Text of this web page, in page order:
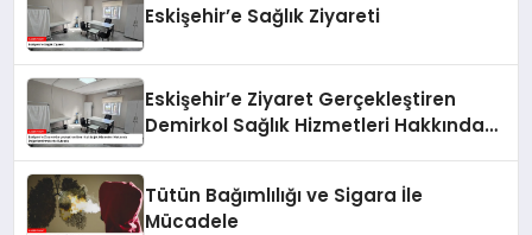
Eskişehir’e Sağlık Ziyareti
Eskişehir’e Ziyaret Gerçekleştiren
Demirkol Sağlık Hizmetleri Hakkında
Tütün Bağımlılığı ve Sigara İle
Mücadele